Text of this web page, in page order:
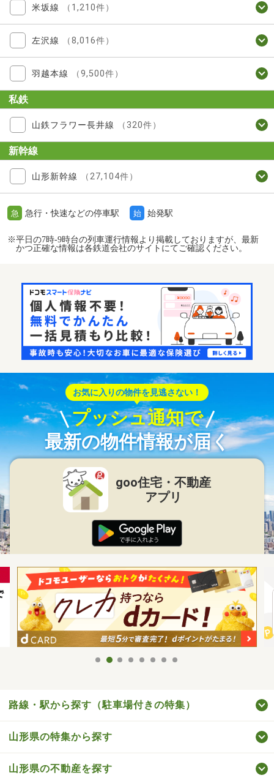
米坂線 （1,210件）
左沢線 （8,016件）
羽越本線 （9,500件）
私鉄
山鉄フラワー長井線 （320件）
新幹線
山形新幹線 （27,104件）
急 急行・快速などの停車駅 始 始発駅
※平日の7時-9時台の列車運行情報より掲載しておりますが、最新
かつ正確な情報は各鉄道会社のサイトにてご確認ください。
お気に入りの物件を見逃さない！
プッシュ通知で
最新の物件情報が届く
goo住宅・不動産
アプリ
路線・駅から探す（駐車場付きの特集）
山形県の特集から探す
山形県の不動産を探す